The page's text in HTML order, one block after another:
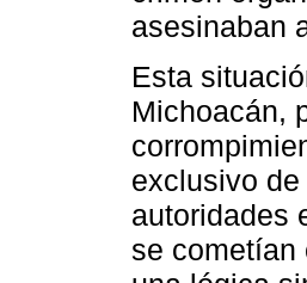
asesinaban
Esta
Michoacán,
exclusivo
autoridades
se cometían